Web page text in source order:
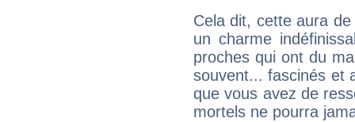
Cela dit, cette aura
un charme
proches qui ont du
souvent... fascinés et
que vous avez de
mortels ne pourra